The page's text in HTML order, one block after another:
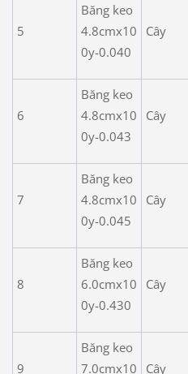
5
Băng keo
4.8cmx10
0y-0.040
Cây
6
Băng keo
4.8cmx10
0y-0.043
Cây
7
Băng keo
4.8cmx10
0y-0.045
Cây
8
Băng keo
6.0cmx10
0y-0.430
Cây
9
Băng keo
7.0cmx10
Cây